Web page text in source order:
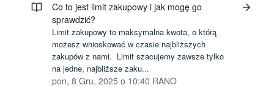
Co to jest limit zakupowy i jak mogę go
sprawdzić?
Limit zakupowy to maksymalna kwota, o którą
możesz wnioskować w czasie najbliższych
zakupów z nami. Limit szacujemy zawsze tylko
na jedne, najbliższe zaku...
pon, 8 Gru, 2025 o 10:40 RANO